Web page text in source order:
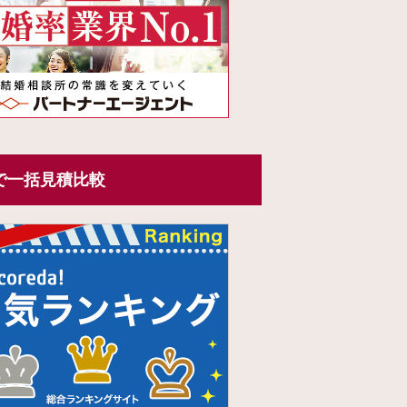
一括見積比較